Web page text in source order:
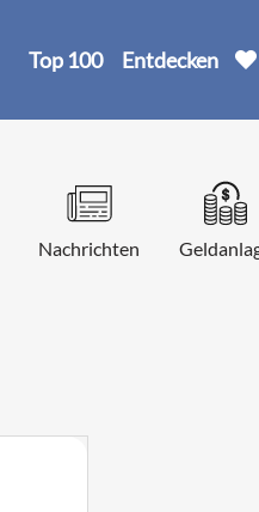
Top 100 Entdecken
Nachrichten